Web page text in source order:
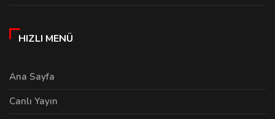
HIZLI MENÜ
Ana Sayfa
Canlı Yayın